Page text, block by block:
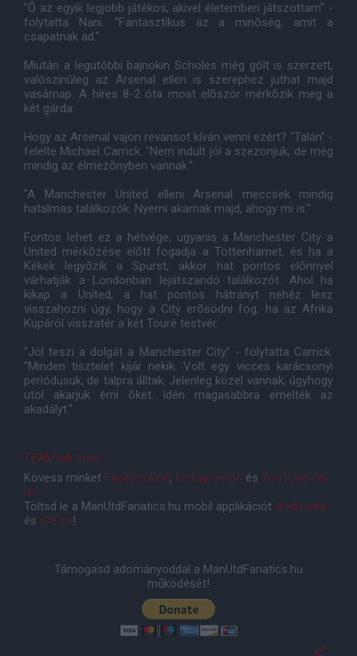
"Õ az egyik legjobb játékos, akivel életemben játszottam" -
folytatta Nani. "Fantasztikus az a minõség, amit a
csapatnak ad."
Miután a legutóbbi bajnokin Scholes még gólt is szerzett,
valószínûleg az Arsenal ellen is szerephez juthat majd
vasárnap. A híres 8-2 óta most elõször mérkõzik meg a
két gárda.
Hogy az Arsenal vajon revansot kíván venni ezért? "Talán" -
felelte Michael Carrick. "Nem indult jól a szezonjuk, de még
mindig az élmezõnyben vannak."
"A Manchester United elleni Arsenal meccsek mindig
hatalmas találkozók. Nyerni akarnak majd, ahogy mi is."
Fontos lehet ez a hétvége, ugyanis a Manchester City a
United mérkõzése elõtt fogadja a Tottenhamet, és ha a
Kékek legyõzik a Spurst, akkor hat pontos elõnnyel
várhatják a Londonban lejátszandó találkozót. Ahol ha
kikap a United, a hat pontos hátrányt nehéz lesz
visszahozni úgy, hogy a City erõsödni fog, ha az Afrika
Kupáról visszatér a két Touré testvér.
"Jól teszi a dolgát a Manchester City" - folytatta Carrick.
"Minden tisztelet kijár nekik. Volt egy vicces karácsonyi
periódusuk, de talpra álltak. Jelenleg közel vannak, úgyhogy
utol akarjuk érni õket. Idén magasabbra emelték az
akadályt."
TEAMtalk.com
Kövess minket Facebookon, Instagramon és YouTube-on
is!
Töltsd le a ManUtdFanatics.hu mobil applikációt Androidra
és iOS-re!
Támogasd adományoddal a ManUtdFanatics.hu
működését!